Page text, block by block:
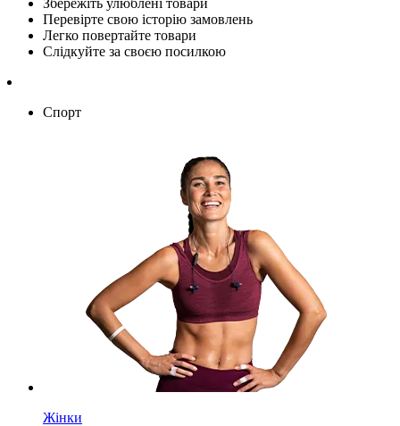
Збережіть улюблені товари
Перевірте свою історію замовлень
Легко повертайте товари
Слідкуйте за своєю посилкою
Спорт
Жінки